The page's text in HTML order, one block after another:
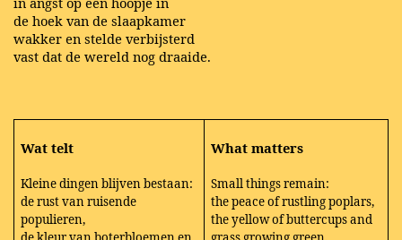
de hoek van de slaapkamer
wakker en stelde verbijsterd
vast dat de wereld nog draaide.
Wat telt
Kleine dingen blijven bestaan:
de rust van ruisende
populieren,
What matters
Small things remain:
the peace of rustling poplars,
the yellow of buttercups and